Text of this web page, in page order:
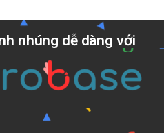
nhúng dễ dàng với